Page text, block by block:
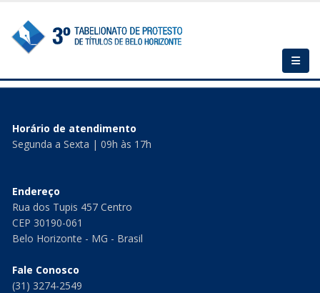
Horário de atendimento
Segunda a Sexta | 09h às 17h
Endereço
Rua dos Tupis 457 Centro
CEP 30190-061
Belo Horizonte - MG - Brasil
Fale Conosco
(31) 3274-2549